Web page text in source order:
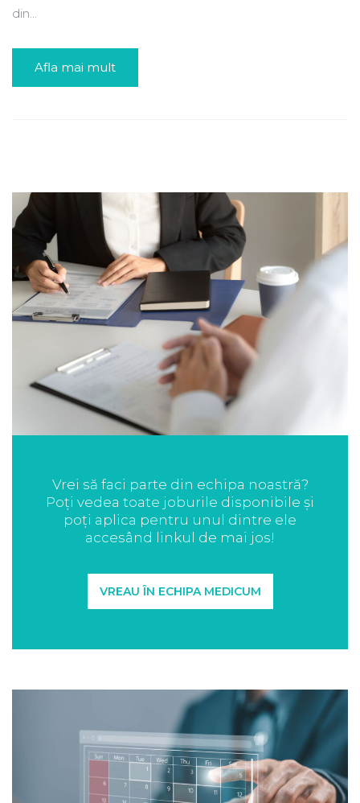
din...
Afla mai mult
Vrei să faci parte din echipa noastră?
Poți vedea toate joburile disponibile și
poți aplica pentru unul dintre ele
accesând linkul de mai jos!
VREAU ÎN ECHIPA MEDICUM